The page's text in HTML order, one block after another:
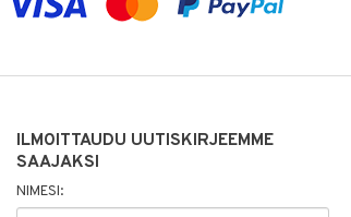
ILMOITTAUDU UUTISKIRJEEMME
SAAJAKSI
NIMESI: